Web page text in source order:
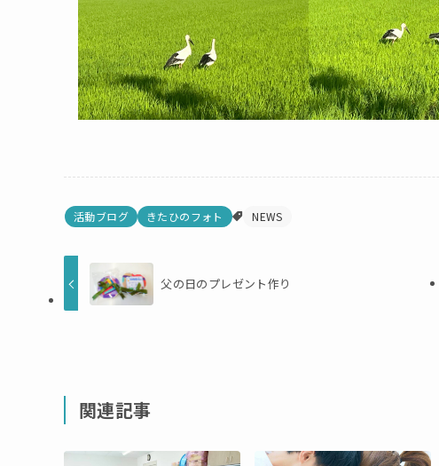
活動ブログ きたひのフォト NEWS
父の日のプレゼント作り
関連記事